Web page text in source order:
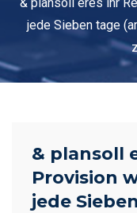
jede Sieben tage
& plansoll
Provision
jede